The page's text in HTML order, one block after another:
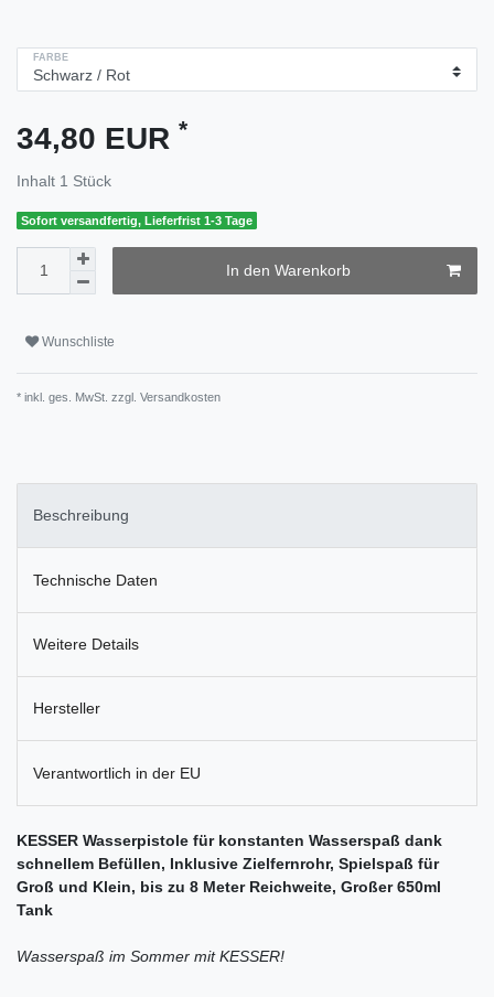
FARBE
34,80 EUR *
Inhalt 1 Stück
Sofort versandfertig, Lieferfrist 1-3 Tage
In den Warenkorb
Wunschliste
* inkl. ges. MwSt. zzgl. Versandkosten
Beschreibung
Technische Daten
Weitere Details
Hersteller
Verantwortlich in der EU
KESSER Wasserpistole für konstanten Wasserspaß dank
schnellem Befüllen, Inklusive Zielfernrohr, Spielspaß für
Groß und Klein, bis zu 8 Meter Reichweite, Großer 650ml
Tank
Wasserspaß im Sommer mit KESSER!